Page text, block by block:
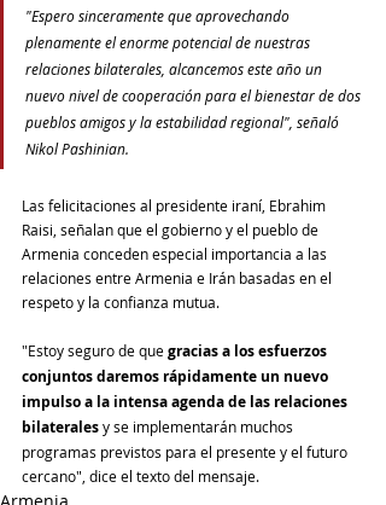
"Espero sinceramente que aprovechando
plenamente el enorme potencial de nuestras
relaciones bilaterales, alcancemos este año un
nuevo nivel de cooperación para el bienestar de dos
pueblos amigos y la estabilidad regional", señaló
Nikol Pashinian.
Las felicitaciones al presidente iraní, Ebrahim
Raisi, señalan que el gobierno y el pueblo de
Armenia conceden especial importancia a las
relaciones entre Armenia e Irán basadas en el
respeto y la confianza mutua.
"Estoy seguro de que gracias a los esfuerzos
conjuntos daremos rápidamente un nuevo
impulso a la intensa agenda de las relaciones
bilaterales y se implementarán muchos
programas previstos para el presente y el futuro
cercano", dice el texto del mensaje.